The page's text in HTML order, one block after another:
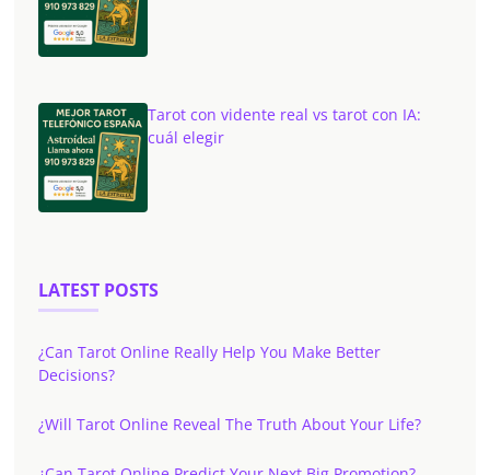
Tarot con vidente real vs tarot con IA:
cuál elegir
LATEST POSTS
¿Can Tarot Online Really Help You Make Better
Decisions?
¿Will Tarot Online Reveal The Truth About Your Life?